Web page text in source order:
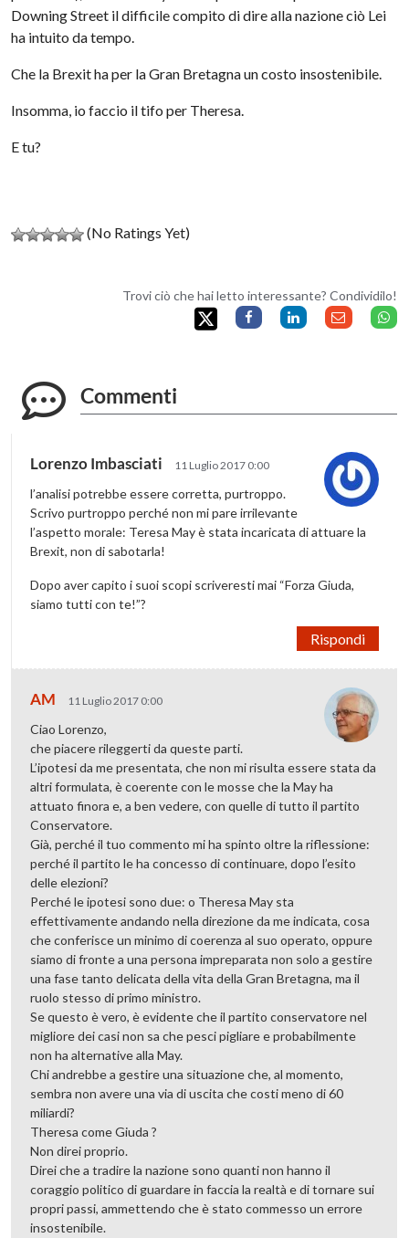
Downing Street il difficile compito di dire alla nazione ciò Lei
ha intuito da tempo.
Che la Brexit ha per la Gran Bretagna un costo insostenibile.
Insomma, io faccio il tifo per Theresa.
E tu?
(No Ratings Yet)
Trovi ciò che hai letto interessante? Condividilo!
Commenti
Lorenzo Imbasciati 11 Luglio 2017 0:00
l’analisi potrebbe essere corretta, purtroppo.
Scrivo purtroppo perché non mi pare irrilevante
l’aspetto morale: Teresa May è stata incaricata di attuare la
Brexit, non di sabotarla!
Dopo aver capito i suoi scopi scriveresti mai “Forza Giuda,
siamo tutti con te!”?
Rispondi
AM 11 Luglio 2017 0:00
Ciao Lorenzo,
che piacere rileggerti da queste parti.
L’ipotesi da me presentata, che non mi risulta essere stata da
altri formulata, è coerente con le mosse che la May ha
attuato finora e, a ben vedere, con quelle di tutto il partito
Conservatore.
Già, perché il tuo commento mi ha spinto oltre la riflessione:
perché il partito le ha concesso di continuare, dopo l’esito
delle elezioni?
Perché le ipotesi sono due: o Theresa May sta
effettivamente andando nella direzione da me indicata, cosa
che conferisce un minimo di coerenza al suo operato, oppure
siamo di fronte a una persona impreparata non solo a gestire
una fase tanto delicata della vita della Gran Bretagna, ma il
ruolo stesso di primo ministro.
Se questo è vero, è evidente che il partito conservatore nel
migliore dei casi non sa che pesci pigliare e probabilmente
non ha alternative alla May.
Chi andrebbe a gestire una situazione che, al momento,
sembra non avere una via di uscita che costi meno di 60
miliardi?
Theresa come Giuda ?
Non direi proprio.
Direi che a tradire la nazione sono quanti non hanno il
coraggio politico di guardare in faccia la realtà e di tornare sui
propri passi, ammettendo che è stato commesso un errore
insostenibile.